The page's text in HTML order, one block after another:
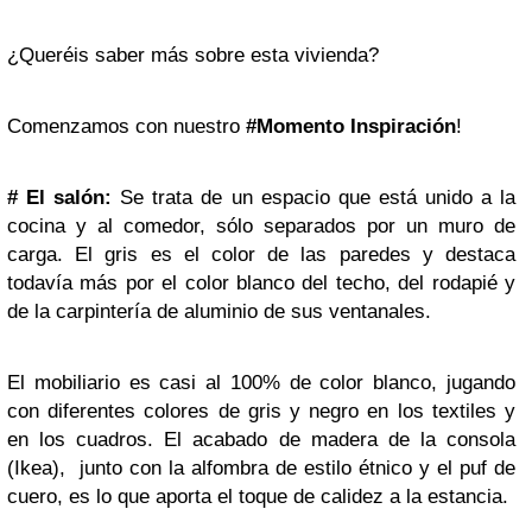
¿Queréis saber más sobre esta vivienda?
Comenzamos con nuestro #Momento Inspiración!
#El salón: Se trata de un espacio que está unido a la
cocina y al comedor, sólo separados por un muro de
carga. El gris es el color de las paredes y destaca
todavía más por el color blanco del techo, del rodapié y
de la carpintería de aluminio de sus ventanales.
El mobiliario es casi al 100% de color blanco, jugando
con diferentes colores de gris y negro en los textiles y
en los cuadros. El acabado de madera de la consola
(Ikea), junto con la alfombra de estilo étnico y el puf de
cuero, es lo que aporta el toque de calidez a la estancia.